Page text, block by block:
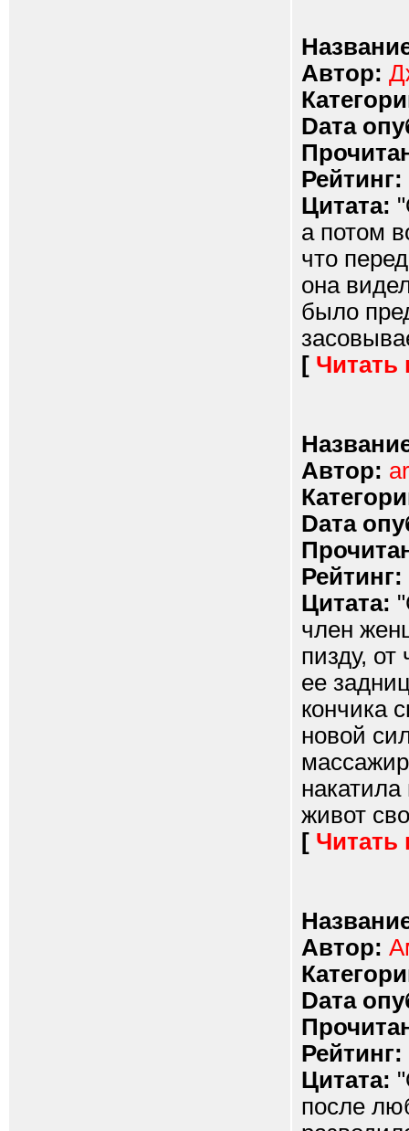
Автор:
Dата
Рейтинг:
Цитата:
а потом
что
она
было
[ Читать
Автор: ar
Dата
Рейтинг:
Цитата:
член
пизду,
ее
кончика
новой
живот
[ Читать
Автор:
Dата
Рейтинг:
Цитата:
после